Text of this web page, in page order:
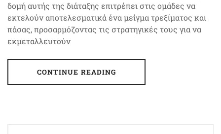
δομή αυτής της διάταξης επιτρέπει στις ομάδες να
εκτελούν αποτελεσματικά ένα μείγμα τρεξίματος και
πάσας, προσαρμόζοντας τις στρατηγικές τους για να
εκμεταλλευτούν
CONTINUE READING